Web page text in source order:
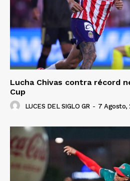
Lucha Chivas contra récord
Cup
LUCES DEL SIGLO GR - 7 Agosto,